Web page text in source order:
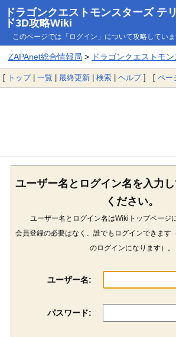
ドラゴンクエストモンスターズ テ
ド3D攻略Wiki
このページでは「ログイン」について攻略していま
ZAPAnet総合情報局 > ドラゴンクエストモ
[ トップ| 一覧 | 最終更新 | 検索 | ヘルプ] [ ペー
ユーザー名とログイン名を入力
ください。
ユーザー名とログイン名はWikiトップページ
会員登録の必要はなく、誰でもログインできます
のログインになります）。
ユーザー名:
パスワード: